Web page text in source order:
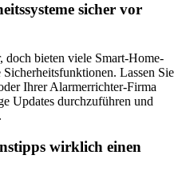
sicher vor
doch bieten viele Smart-Home-
Lassen Sie
Ihrer Alarmerrichter-Firma
Updates durchzuführen und
wirklich einen